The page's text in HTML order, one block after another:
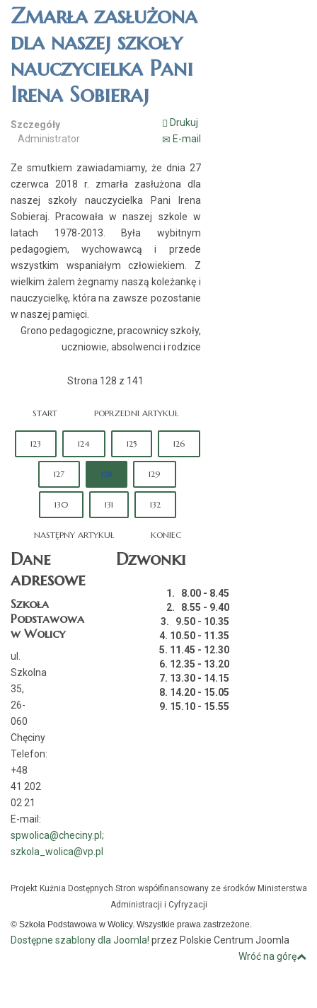
Zmarła zasłużona
dla naszej szkoły
nauczycielka Pani
Irena Sobieraj
Drukuj
E-mail
Szczegóły
Administrator
Ze smutkiem zawiadamiamy, że dnia 27
czerwca 2018 r. zmarła zasłużona dla
naszej szkoły nauczycielka Pani Irena
Sobieraj. Pracowała w naszej szkole w
latach 1978-2013. Była wybitnym
pedagogiem, wychowawcą i przede
wszystkim wspaniałym człowiekiem. Z
wielkim żalem żegnamy naszą koleżankę i
nauczycielkę, która na zawsze pozostanie
w naszej pamięci.
Grono pedagogiczne, pracownicy szkoły,
uczniowie, absolwenci i rodzice
Strona 128 z 141
START POPRZEDNI ARTYKUŁ
123 124 125 126
127 128 129
130 131 132
NASTĘPNY ARTYKUŁ KONIEC
Dane
adresowe
Szkoła
Podstawowa
w Wolicy
ul.
Szkolna
35,
26-
060
Chęciny
Telefon:
+48
41 202
02 21
E-mail:
spwolica@checiny.pl;
szkola_wolica@vp.pl
Dzwonki
1. 8.00 - 8.45
2. 8.55 - 9.40
3. 9.50 - 10.35
4. 10.50 - 11.35
5. 11.45 - 12.30
6. 12.35 - 13.20
7. 13.30 - 14.15
8. 14.20 - 15.05
9. 15.10 - 15.55
Projekt Kuźnia Dostępnych Stron współfinansowany ze środków Ministerstwa
Administracji i Cyfryzacji
© Szkoła Podstawowa w Wolicy. Wszystkie prawa zastrzeżone.
Dostępne szablony dla Joomla! przez Polskie Centrum Joomla
Wróć na górę